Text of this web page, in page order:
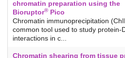
chromatin preparation using the
Bioruptor® Pico
Chromatin immunoprecipitation
common tool used to study protein-
interactions in c...
Chromatin shearing from tissue